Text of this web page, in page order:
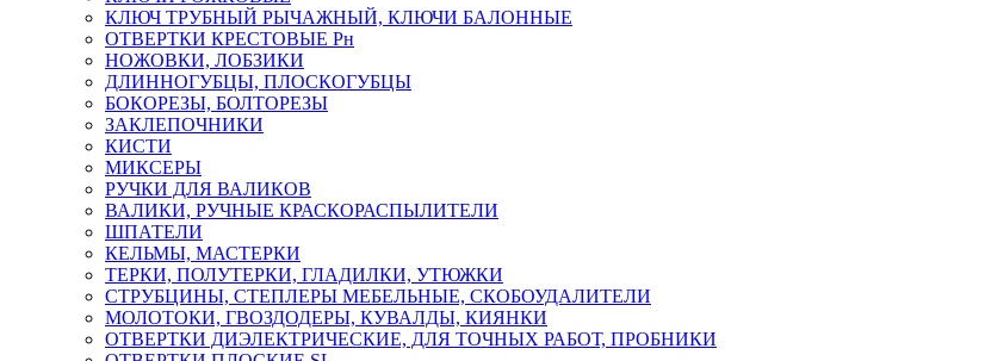
КЛЮЧ ТРУБНЫЙ РЫЧАЖНЫЙ, КЛЮЧИ БАЛОННЫЕ
ОТВЕРТКИ КРЕСТОВЫЕ Рн
НОЖОВКИ, ЛОБЗИКИ
ДЛИННОГУБЦЫ, ПЛОСКОГУБЦЫ
БОКОРЕЗЫ, БОЛТОРЕЗЫ
ЗАКЛЕПОЧНИКИ
КИСТИ
МИКСЕРЫ
РУЧКИ ДЛЯ ВАЛИКОВ
ВАЛИКИ, РУЧНЫЕ КРАСКОРАСПЫЛИТЕЛИ
ШПАТЕЛИ
КЕЛЬМЫ, МАСТЕРКИ
ТЕРКИ, ПОЛУТЕРКИ, ГЛАДИЛКИ, УТЮЖКИ
СТРУБЦИНЫ, СТЕПЛЕРЫ МЕБЕЛЬНЫЕ, СКОБОУДАЛИТЕЛИ
МОЛОТОКИ, ГВОЗДОДЕРЫ, КУВАЛДЫ, КИЯНКИ
ОТВЕРТКИ ДИЭЛЕКТРИЧЕСКИЕ, ДЛЯ ТОЧНЫХ РАБОТ, ПРОБНИКИ